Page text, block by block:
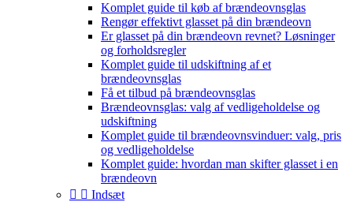
Komplet guide til køb af brændeovnsglas
Rengør effektivt glasset på din brændeovn
Er glasset på din brændeovn revnet? Løsninger
og forholdsregler
Komplet guide til udskiftning af et
brændeovnsglas
Få et tilbud på brændeovnsglas
Brændeovnsglas: valg af vedligeholdelse og
udskiftning
Komplet guide til brændeovnsvinduer: valg, pris
og vedligeholdelse
Komplet guide: hvordan man skifter glasset i en
brændeovn
  Indsæt